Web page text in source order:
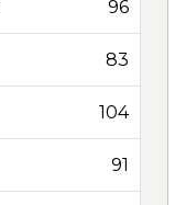
96
83
104
91